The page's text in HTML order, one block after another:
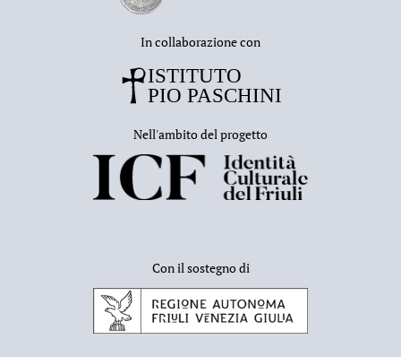
In collaborazione con
Nell'ambito del progetto
Con il sostegno di